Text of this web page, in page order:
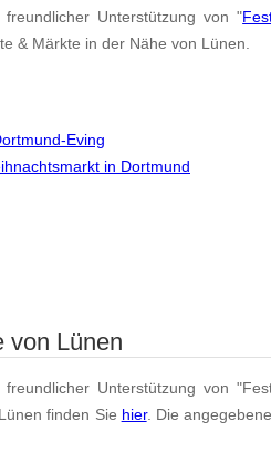
Unterstützung von "
& Märkte in der Nähe von Lünen.
Eving
in Dortmund
von Lünen
Unterstützung von
finden Sie hier. Die